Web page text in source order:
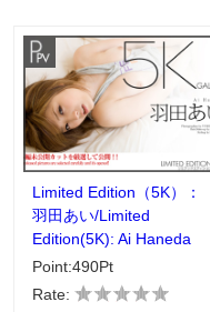
Limited Edition（5K）：
羽田あい/Limited
Edition(5K): Ai Haneda
Point:490Pt
Rate: